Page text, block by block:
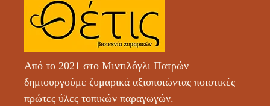
Από το 2021 στο Μιντιλόγλι Πατρών
δημιουργούμε ζυμαρικά αξιοποιώντας ποιοτικές
πρώτες ύλες τοπικών παραγωγών.